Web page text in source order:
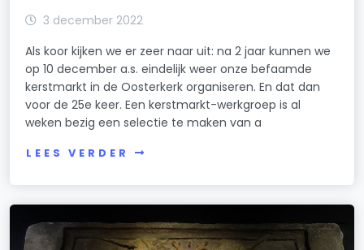
3 december 2022
Als koor kijken we er zeer naar uit: na 2 jaar kunnen we
op 10 december a.s. eindelijk weer onze befaamde
kerstmarkt in de Oosterkerk organiseren. En dat dan
voor de 25e keer. Een kerstmarkt-werkgroep is al
weken bezig een selectie te maken van a
LEES VERDER